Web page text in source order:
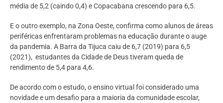
média de 5,2 (caindo 0,4) e Copacabana crescendo para 6,5.
E o outro exemplo, na Zona Oeste, confirma como alunos de áreas
periféricas enfrentaram problemas na educação durante o auge
da pandemia. A Barra da Tijuca caiu de 6,7 (2019) para 6,5
(2021), estudantes da Cidade de Deus tiveram queda de
rendimento de 5,4 para 4,6.
De acordo com o estudo, o ensino virtual foi considerado uma
novidade e um desafio para a maioria da comunidade escolar,